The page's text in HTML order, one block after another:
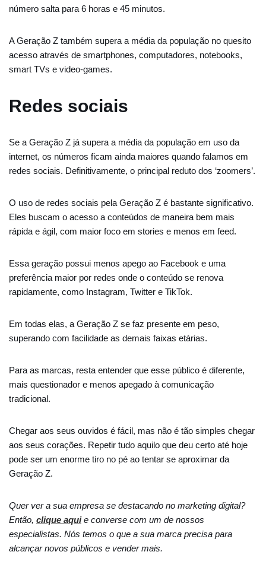
número salta para 6 horas e 45 minutos.
A Geração Z também supera a média da população no quesito
acesso através de smartphones, computadores, notebooks,
smart TVs e video-games.
Redes sociais
Se a Geração Z já supera a média da população em uso da
internet, os números ficam ainda maiores quando falamos em
redes sociais. Definitivamente, o principal reduto dos ‘zoomers’.
O uso de redes sociais pela Geração Z é bastante significativo.
Eles buscam o acesso a conteúdos de maneira bem mais
rápida e ágil, com maior foco em stories e menos em feed.
Essa geração possui menos apego ao Facebook e uma
preferência maior por redes onde o conteúdo se renova
rapidamente, como Instagram, Twitter e TikTok.
Em todas elas, a Geração Z se faz presente em peso,
superando com facilidade as demais faixas etárias.
Para as marcas, resta entender que esse público é diferente,
mais questionador e menos apegado à comunicação
tradicional.
Chegar aos seus ouvidos é fácil, mas não é tão simples chegar
aos seus corações. Repetir tudo aquilo que deu certo até hoje
pode ser um enorme tiro no pé ao tentar se aproximar da
Geração Z.
Quer ver a sua empresa se destacando no marketing digital?
Então, clique aquie converse com um de nossos
especialistas. Nós temos o que a sua marca precisa para
alcançar novos públicos e vender mais.